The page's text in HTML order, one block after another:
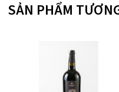
SẢN PHẨM